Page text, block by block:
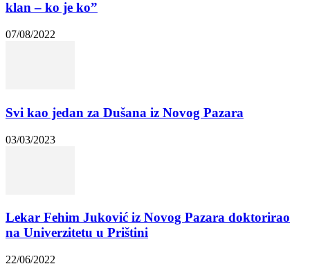
klan – ko je ko”
07/08/2022
Svi kao jedan za Dušana iz Novog Pazara
03/03/2023
Lekar Fehim Juković iz Novog Pazara doktorirao
na Univerzitetu u Prištini
22/06/2022